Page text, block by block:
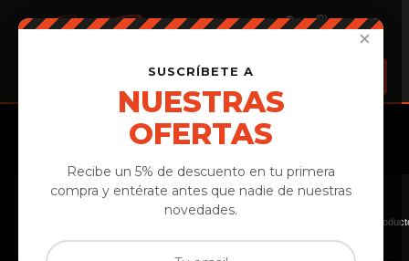
×
SUSCRÍBETE A
NUESTRAS
OFERTAS
Recibe un 5% de descuento en tu primera
compra y entérate antes que nadie de nuestras
novedades.
(0)
Personaliza Tu Cesta Regalo
El sabor auténtico de Ávila, en tu mesa
Quesos, embutidos ibéricos, vinos DOP Cebreros y miel de pequeños